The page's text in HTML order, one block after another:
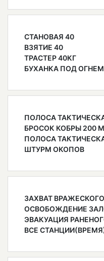
СТАНОВАЯ 40
ВЗЯТИЕ 40
ТРАСТЕР 40КГ
БУХАНКА ПОД ОГНЕМ
ПОЛОСА
БРОСОК КОБРЫ 200
ПОЛОСА
ШТУРМ ОКОПОВ
ЗАХВАТ
ОСВОБОЖДЕНИЕ
ЭВАКУАЦИЯ
ВСЕ